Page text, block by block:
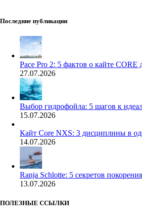
Последние публикации
Pace Pro 2: 5 фактов о кайте CORE
27.07.2026
Выбор гидрофойла: 5 шагов к
15.07.2026
Кайт Core NXS: 3 дисциплины в
14.07.2026
Ranja Schlotte: 5 секретов
13.07.2026
ПОЛЕЗНЫЕ ССЫЛКИ